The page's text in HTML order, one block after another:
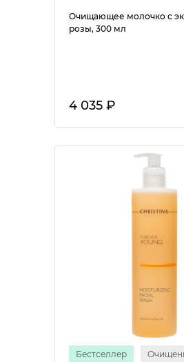
Очищающее молочко с
розы, 300 мл
4 035 ₽
Бестселлер